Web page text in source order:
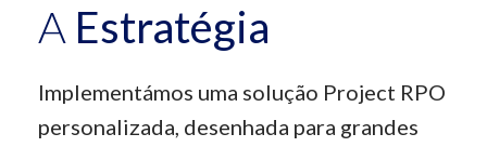
A Estratégia
Implementámos uma solução Project RPO
personalizada, desenhada para grandes